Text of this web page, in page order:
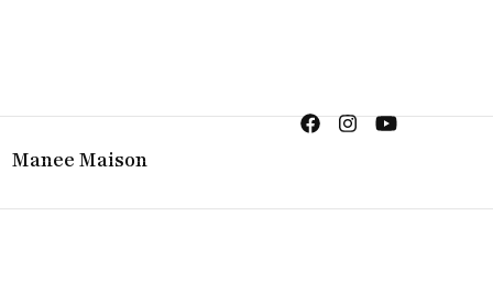
ญิง จิวเวลรี จันทบุรี
Manee Maison